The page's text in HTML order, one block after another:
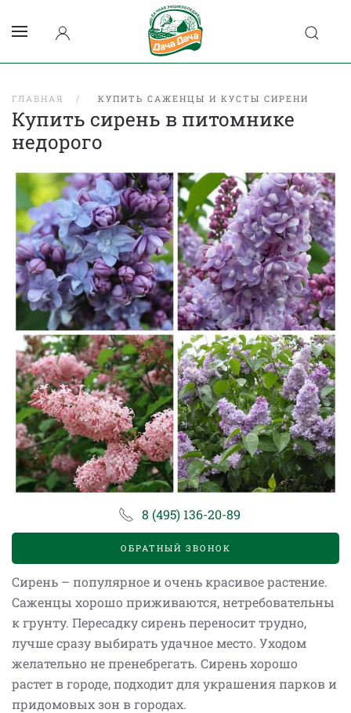
ГЛАВНАЯ КУПИТЬ САЖЕНЦЫ И КУСТЫ СИРЕНИ
Купить сирень в питомнике
недорого
8 (495) 136-20-89
ОБРАТНЫЙ ЗВОНОК
Сирень – популярное и очень красивое растение.
Саженцы хорошо приживаются, нетребовательны
к грунту. Пересадку сирень переносит трудно,
лучше сразу выбирать удачное место. Уходом
желательно не пренебрегать. Сирень хорошо
растет в городе, подходит для украшения парков и
придомовых зон в городах.